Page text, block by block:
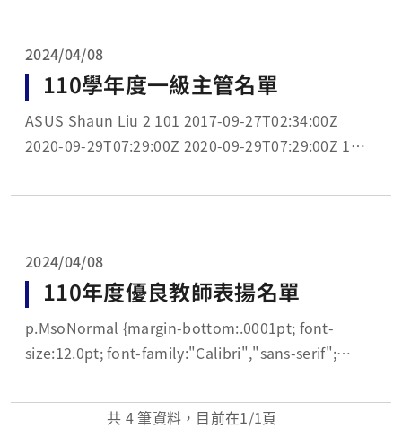
2024/04/08
110學年度一級主管名單
ASUS Shaun Liu 2 101 2017-09-27T02:34:00Z
2020-09-29T07:29:00Z 2020-09-29T07:29:00Z 1
2024/04/08
110年度優良教師表揚名單
p.MsoNormal {margin-bottom:.0001pt; font-
size:12.0pt; font-family:"Calibri","sans-serif";
0cm;...
共 4 筆資料，目前在1/1頁